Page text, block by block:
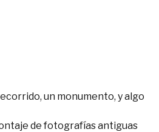
un monumento, y algo
de fotografías antiguas